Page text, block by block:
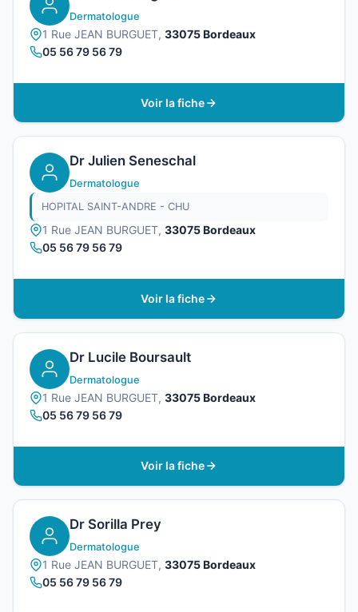
Dermatologue
1 Rue JEAN BURGUET, 33075 Bordeaux
05 56 79 56 79
Voir la fiche
Dr Julien Seneschal
Dermatologue
HOPITAL SAINT-ANDRE - CHU
1 Rue JEAN BURGUET, 33075 Bordeaux
05 56 79 56 79
Voir la fiche
Dr Lucile Boursault
Dermatologue
1 Rue JEAN BURGUET, 33075 Bordeaux
05 56 79 56 79
Voir la fiche
Dr Sorilla Prey
Dermatologue
1 Rue JEAN BURGUET, 33075 Bordeaux
05 56 79 56 79